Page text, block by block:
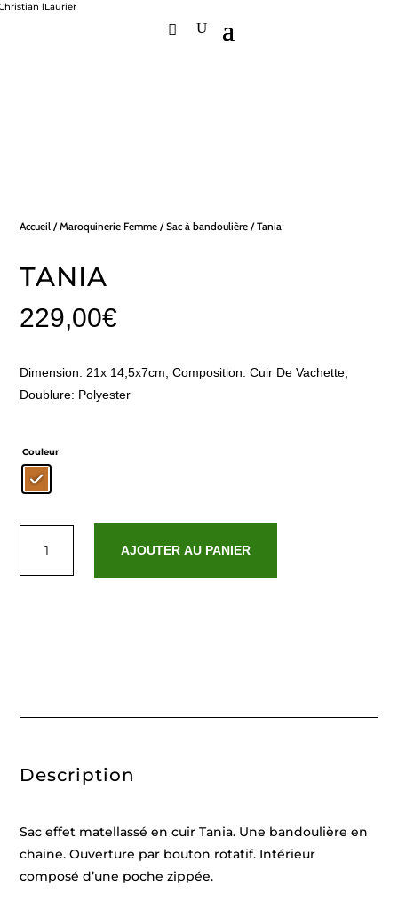
Accueil /Maroquinerie Femme /Sac à bandoulière / Tania
TANIA
229,00€
Dimension: 21x 14,5x7cm, Composition: Cuir De Vachette,
Doublure: Polyester
Couleur
AJOUTER AU PANIER
Description
Sac effet matellassé en cuir Tania. Une bandoulière en
chaine. Ouverture par bouton rotatif. Intérieur
composé d’une poche zippée.